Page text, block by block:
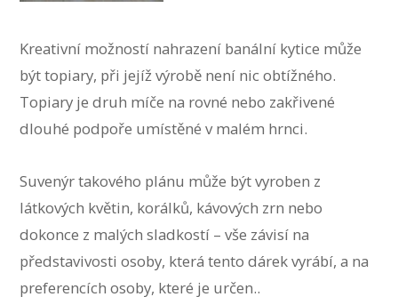
Kreativní možností nahrazení banální kytice může
být topiary, při jejíž výrobě není nic obtížného.
Topiary je druh míče na rovné nebo zakřivené
dlouhé podpoře umístěné v malém hrnci.
Suvenýr takového plánu může být vyroben z
látkových květin, korálků, kávových zrn nebo
dokonce z malých sladkostí – vše závisí na
představivosti osoby, která tento dárek vyrábí, a na
preferencích osoby, které je určen..